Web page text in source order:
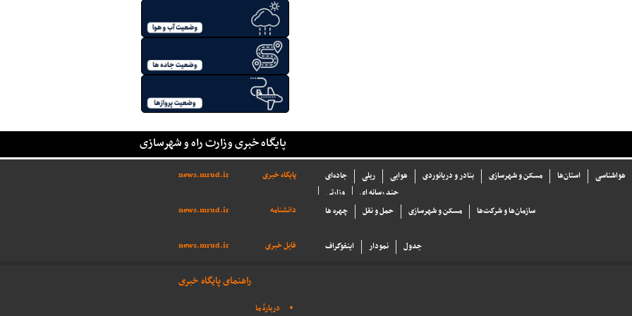
پایگاه خبری وزارت راه و شهرسازی
پایگاه خبری news.mrud.ir جاده‌ای ریلی هوایی بنادر و دریانوردی مسکن و شهرسازی استان‌ها
هواشناسی
وزارتی
چند رسانه ای
دانشنامه
news.mrud.ir چهره ها حمل و نقل مسکن و شهرسازی سازما‌ن‌ها و شركت‌ها
فایل خبری news.mrud.ir اینفوگراف نمودار جدول
راهنمای پایگاه خبری
دربارهٔ ما